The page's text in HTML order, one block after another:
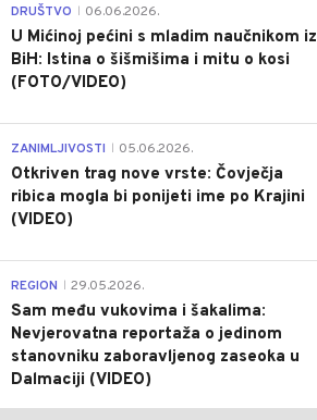
DRUŠTVO 06.06.2026.
U Mićinoj pećini s mladim naučnikom iz
BiH: Istina o šišmišima i mitu o kosi
(FOTO/VIDEO)
ZANIMLJIVOSTI 05.06.2026.
Otkriven trag nove vrste: Čovječja
ribica mogla bi ponijeti ime po Krajini
(VIDEO)
REGION 29.05.2026.
Sam među vukovima i šakalima:
Nevjerovatna reportaža o jedinom
stanovniku zaboravljenog zaseoka u
Dalmaciji (VIDEO)